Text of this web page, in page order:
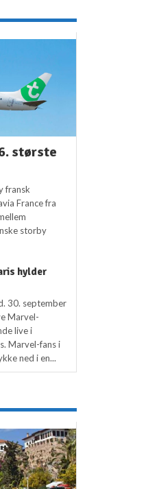
største
fransk
France fra
storby
hylder
30. september
Marvel-
live i
Marvel-fans i
ned i en...